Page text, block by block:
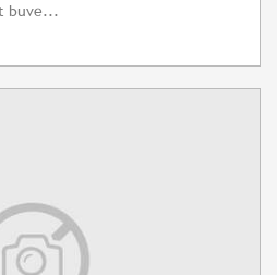
buve...